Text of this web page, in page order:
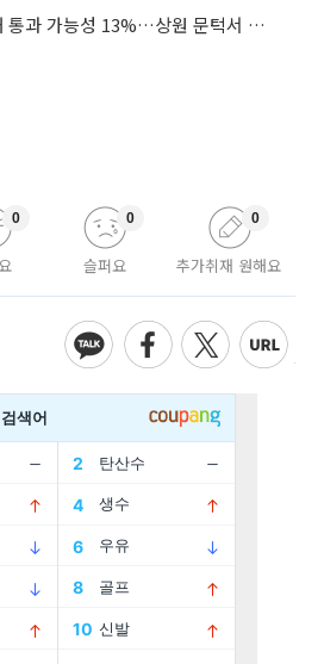
美 클래리티 법안 연내 통과 가능성 13%…상원 문턱서 제동
0
슬퍼요
0
추가취재 원해요
0